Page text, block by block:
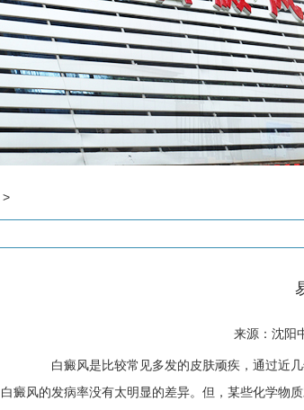
>
来源：沈阳
白癜风是比较常见多发的皮肤顽疾，通过近几
白癜风的发病率没有太明显的差异。但，某些化学物